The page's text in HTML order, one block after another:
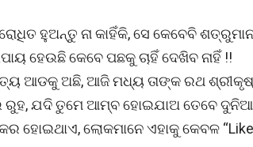
ହୁଅନ୍ତୁ ନା କାହିଁକି, ସେ କେବେବି
ହେଉଛି କେବେ ପଛକୁ ଚାହିଁ ଦେଖିବ ନାହିଁ !!
ଆଡକୁ ଅଛି, ଆଜି ମଧ୍ୟ ତାଙ୍କ ରଥ
ରୁହ, ଯଦି ତୁମେ ଆମ୍ବ ହୋଇଯାଅ ତେବେ
ହୋଇଥାଏ, ଲୋକମାନେ ଏହାକୁ କେବଳ